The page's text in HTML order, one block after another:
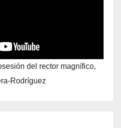
del rector magnífico,
Rodríguez